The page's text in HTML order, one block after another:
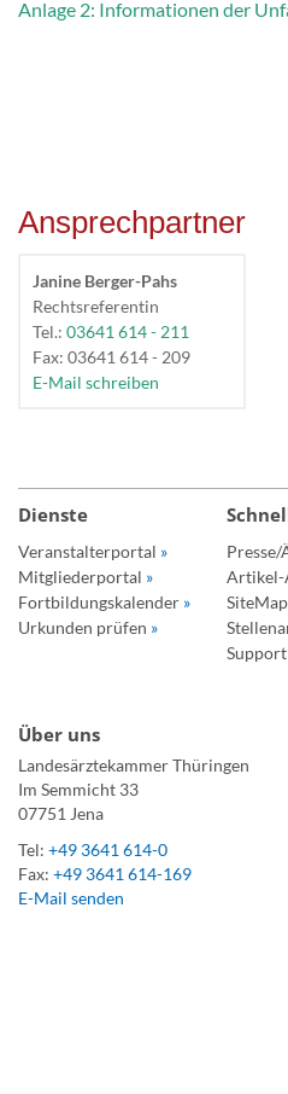
Anlage 2: Informationen der
Ansprechpartner
Janine Berger-Pahs
Rechtsreferentin
Tel.: 03641 614 - 211
Fax: 03641 614 - 209
E-Mail schreiben
Dienste
Veranstalterportal »
Mitgliederportal »
Fortbildungskalender »
Urkunden prüfen »
SiteMap
Über uns
Landesärztekammer Thüringen
Im Semmicht 33
07751 Jena
Tel: +49 3641 614-0
Fax: +49 3641 614-169
E-Mail senden